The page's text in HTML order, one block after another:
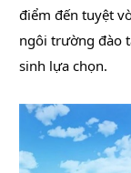
điểm đến tuyệt
ngôi trường đào
sinh lựa chọn.